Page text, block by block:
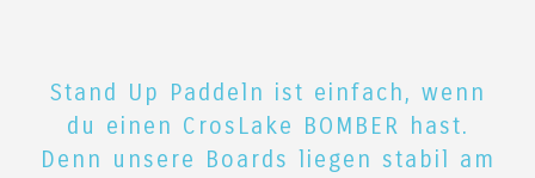
Stand Up Paddeln ist einfach, wenn
du einen CrosLake BOMBER hast.
Denn unsere Boards liegen stabil am